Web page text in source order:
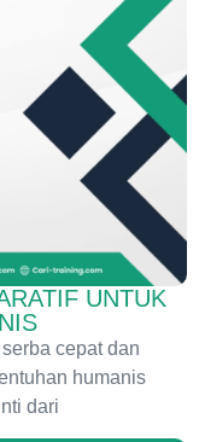
UNTUK
cepat dan
humanis
dari